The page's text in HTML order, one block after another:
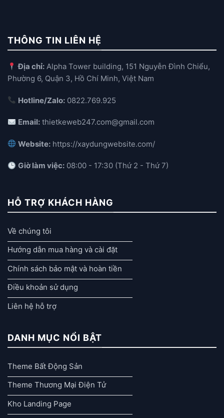
THÔNG TIN LIÊN HỆ
Địa chỉ: Alpha Tower building, 151 Nguyễn Đình Chiểu,
Phường 6, Quận 3, Hồ Chí Minh, Việt Nam
Hotline/Zalo: 0822.769.925
Email: thietkeweb247.com@gmail.com
Website: https://xaydungwebsite.com/
Giờ làm việc: 08:00 - 17:30 (Thứ 2 - Thứ 7)
HỖ TRỢ KHÁCH HÀNG
Về chúng tôi
Hướng dẫn mua hàng và cài đặt
Chính sách bảo mật và hoàn tiền
Điều khoản sử dụng
Liên hệ hỗ trợ
DANH MỤC NỔI BẬT
Theme Bất Động Sản
Theme Thương Mại Điện Tử
Kho Landing Page